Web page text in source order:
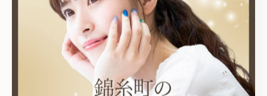
プライベートサロン
ニュアンス
オフィス
シンプル